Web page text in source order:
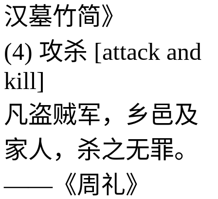
汉墓竹简》
(4) 攻杀 [attack and
kill]
凡盗贼军，乡邑及
家人，杀之无罪。
——《周礼》